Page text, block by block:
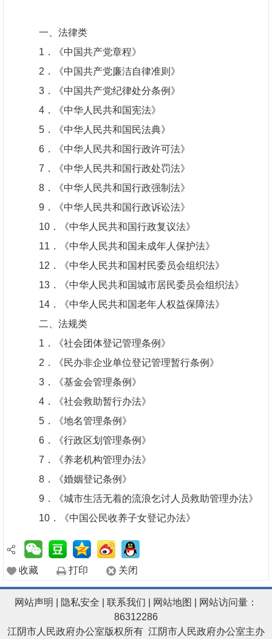
一、法律类
1 ．《中国共产党章程》
2 ．《中国共产党廉洁自律准则》
3．《中国共产党纪律处分条例》
4．《中华人民共和国宪法》
5．《中华人民共和国民法典》
6．《中华人民共和国行政许可法》
7 ．《中华人民共和国行政处罚法》
8．《中华人民共和国行政强制法》
9．《中华人民共和国行政诉讼法》
10．《中华人民共和国行政复议法》
11 ．《中华人民共和国未成年人保护法》
12 ．《中华人民共和国村民委员会组织法》
13．《中华人民共和国城市居民委员会组织法》
14．《中华人民共和国老年人权益保障法》
二、法规类
1 ．《社会团体登记管理条例》
2 ．《民办非企业单位登记管理暂行条例》
3．《基金会管理条例》
4．《社会救助暂行办法》
5．《地名管理条例》
6．《行政区划管理条例》
7 ．《养老机构管理办法》
8．《婚姻登记条例》
9．《城市生活无着的流浪乞讨人员救助管理办法》
10．《中国公民收养子女登记办法》
收藏 打印 关闭
网站声明 隐私安全 联系我们 网站地图
| 网站访问量：
86312286
江阴市人民政府办公室版权所有 江阴市人民政府办公室主办